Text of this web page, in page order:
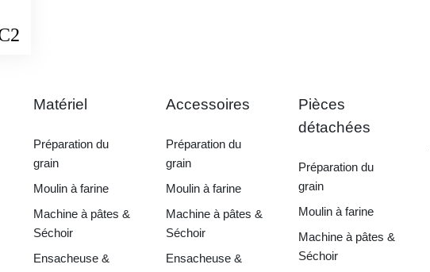
Matériel
Préparation du
grain
Moulin à farine
Machine à pâtes &
Séchoir
Ensacheuse &
Accessoires
Préparation du
grain
Moulin à farine
Machine à pâtes &
Séchoir
Ensacheuse &
Pièces
détachées
Préparation du
grain
Moulin à farine
Machine à pâtes &
Séchoir